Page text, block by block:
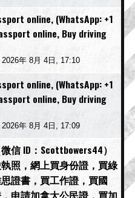
online, (WhatsApp: +1
online, Buy driving
2026年 8月 4日, 17:10
online, (WhatsApp: +1
online, Buy driving
2026年 8月 4日, 17:09
信 ID：Scottbowers44）
照，網上買身份證，買綠
證書，買工作證，買國
申請加拿大公民證，買加